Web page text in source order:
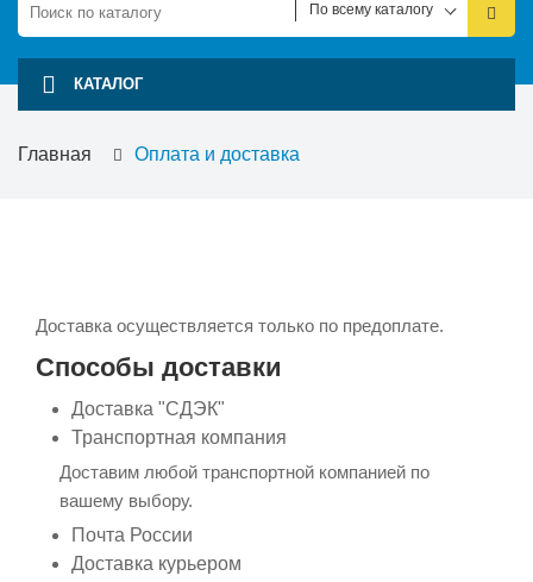
По всему каталогу
КАТАЛОГ
Главная Оплата и доставка
Доставка осуществляется только по предоплате.
Способы доставки
Доставка "СДЭК"
Транспортная компания
Доставим любой транспортной компанией по
вашему выбору.
Почта России
Доставка курьером